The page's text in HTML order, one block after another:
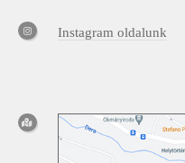
Instagram oldalunk